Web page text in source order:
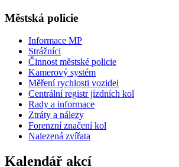
Městská policie
Informace MP
Strážníci
Činnost městské policie
Kamerový systém
Měření rychlosti vozidel
Centrální registr jízdních kol
Rady a informace
Ztráty a nálezy
Forenzní značení kol
Nalezená zvířata
Kalendář akcí